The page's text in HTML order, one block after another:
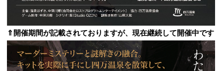
⇑開催期間が記載されておりますが、現在継続して開催中です